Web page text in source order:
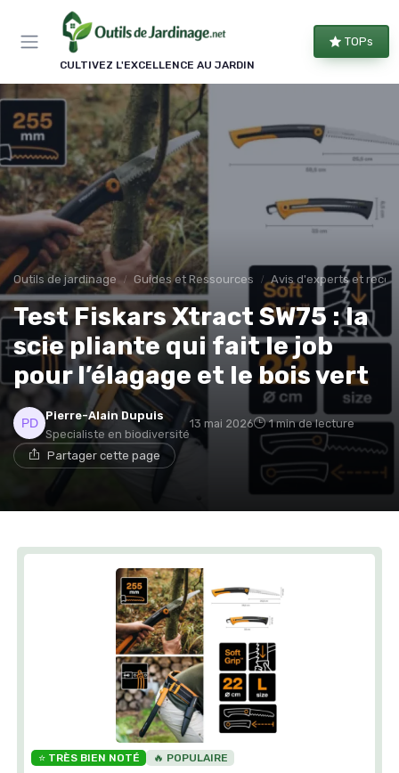
CULTIVEZ L'EXCELLENCE AU JARDIN
TOPs
Outils de jardinage Guides et Ressources Avis d'experts et
Test Fiskars Xtract SW75 : la
scie pliante qui fait le job
pour l’élagage et le bois vert
Pierre-Alain Dupuis
Specialiste en biodiversité
13 mai 2026 1 min de lecture
Partager cette page
⭐ TRÈS BIEN NOTÉ 🔥 POPULAIRE
Panneau de gestion des cookies